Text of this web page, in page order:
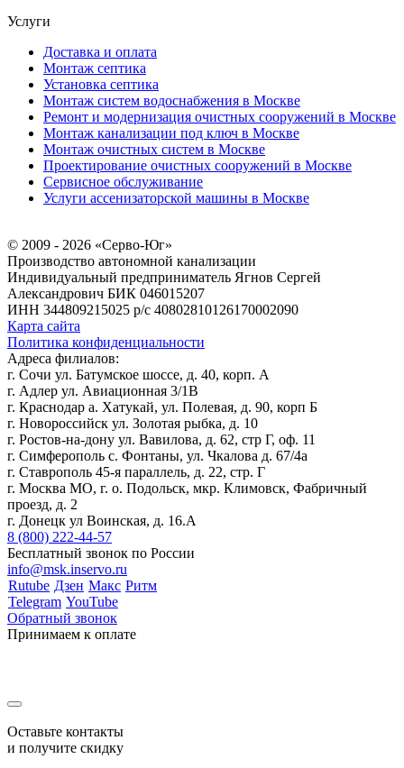
Услуги
Доставка и оплата
Монтаж септика
Установка септика
Монтаж систем водоснабжения в Москве
Ремонт и модернизация очистных сооружений в Москве
Монтаж канализации под ключ в Москве
Монтаж очистных систем в Москве
Проектирование очистных сооружений в Москве
Сервисное обслуживание
Услуги ассенизаторской машины в Москве
© 2009 - 2026 «Серво-Юг»
Производство автономной канализации
Индивидуальный предприниматель Ягнов Сергей
Александрович БИК 046015207
ИНН 344809215025 р/с 40802810126170002090
Карта сайта
Политика конфиденциальности
Адреса филиалов:
г. Сочи ул. Батумское шоссе, д. 40, корп. А
г. Адлер ул. Авиационная 3/1В
г. Краснодар а. Хатукай, ул. Полевая, д. 90, корп Б
г. Новороссийск ул. Золотая рыбка, д. 10
г. Ростов-на-дону ул. Вавилова, д. 62, стр Г, оф. 11
г. Симферополь с. Фонтаны, ул. Чкалова д. 67/4а
г. Ставрополь 45-я параллель, д. 22, стр. Г
г. Москва МО, г. о. Подольск, мкр. Климовск, Фабричный
проезд, д. 2
г. Донецк ул Воинская, д. 16.А
8 (800) 222-44-57
Бесплатный звонок по России
info@msk.inservo.ru
Rutube Дзен Макс Ритм
Telegram YouTube
Обратный звонок
Принимаем к оплате
Оставьте контакты
и получите скидку